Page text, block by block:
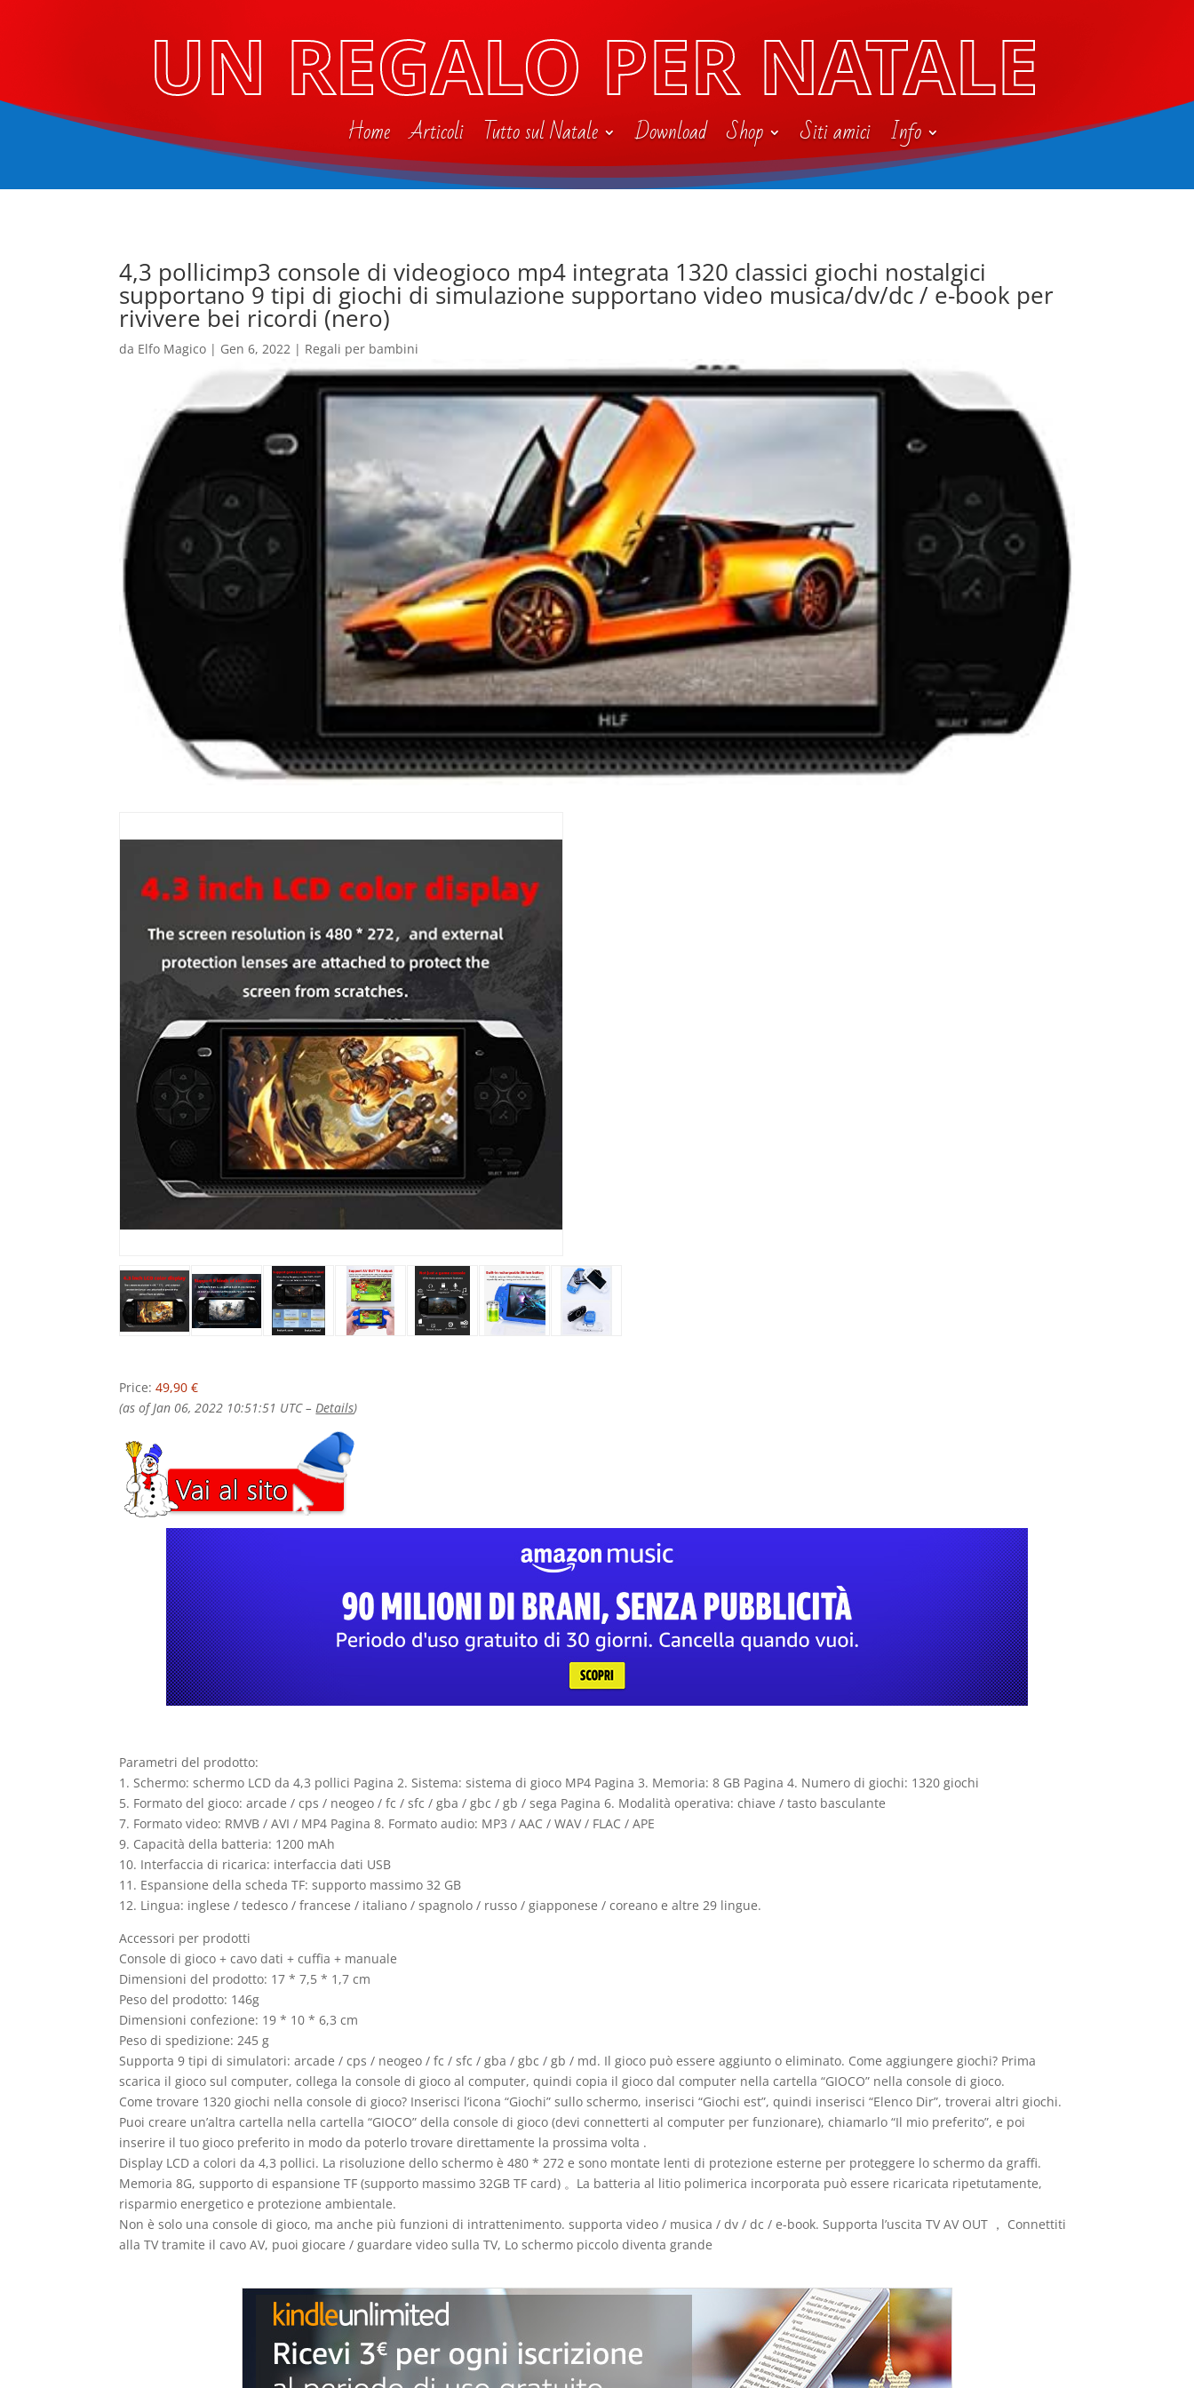
UN REGALO PER NATALE
Home Articoli Tutto sul Natale Download Shop Siti amici Info
4,3 pollicimp3 console di videogioco mp4 integrata 1320 classici giochi nostalgici
supportano 9 tipi di giochi di simulazione supportano video musica/dv/dc / e-book per
rivivere bei ricordi (nero)
da Elfo Magico | Gen 6, 2022 | Regali per bambini
Price:49,90 €
(as of Jan 06, 2022 10:51:51 UTC –Details)
Parametri del prodotto:
1. Schermo: schermo LCD da 4,3 pollici Pagina 2. Sistema: sistema di gioco MP4 Pagina 3. Memoria: 8 GB Pagina 4. Numero di giochi: 1320 giochi
5. Formato del gioco: arcade / cps / neogeo / fc / sfc / gba / gbc / gb / sega Pagina 6. Modalità operativa: chiave / tasto basculante
7. Formato video: RMVB / AVI / MP4 Pagina 8. Formato audio: MP3 / AAC / WAV / FLAC / APE
9. Capacità della batteria: 1200 mAh
10. Interfaccia di ricarica: interfaccia dati USB
11. Espansione della scheda TF: supporto massimo 32 GB
12. Lingua: inglese / tedesco / francese / italiano / spagnolo / russo / giapponese / coreano e altre 29 lingue.
Accessori per prodotti
Console di gioco + cavo dati + cuffia + manuale
Dimensioni del prodotto: 17 * 7,5 * 1,7 cm
Peso del prodotto: 146g
Dimensioni confezione: 19 * 10 * 6,3 cm
Peso di spedizione: 245 g
Supporta 9 tipi di simulatori: arcade / cps / neogeo / fc / sfc / gba / gbc / gb / md. Il gioco può essere aggiunto o eliminato. Come aggiungere giochi? Prima
scarica il gioco sul computer, collega la console di gioco al computer, quindi copia il gioco dal computer nella cartella “GIOCO” nella console di gioco.
Come trovare 1320 giochi nella console di gioco? Inserisci l’icona “Giochi” sullo schermo, inserisci “Giochi est”, quindi inserisci “Elenco Dir”, troverai altri giochi.
Puoi creare un’altra cartella nella cartella “GIOCO” della console di gioco (devi connetterti al computer per funzionare), chiamarlo “Il mio preferito”, e poi
inserire il tuo gioco preferito in modo da poterlo trovare direttamente la prossima volta .
Display LCD a colori da 4,3 pollici. La risoluzione dello schermo è 480 * 272 e sono montate lenti di protezione esterne per proteggere lo schermo da graffi.
Memoria 8G, supporto di espansione TF (supporto massimo 32GB TF card) 。La batteria al litio polimerica incorporata può essere ricaricata ripetutamente,
risparmio energetico e protezione ambientale.
Non è solo una console di gioco, ma anche più funzioni di intrattenimento. supporta video / musica / dv / dc / e-book. Supporta l’uscita TV AV OUT ， Connettiti
alla TV tramite il cavo AV, puoi giocare / guardare video sulla TV, Lo schermo piccolo diventa grande